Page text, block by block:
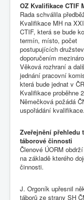
OZ Kvalifikace CTIF
Rada schválila
Kvalifikace MH na
CTIF, která se bude
termín, místo, počet
postupujících
doporučením
Věková rozhraní a
jednání pracovní
která bude jednat v
Kvalifikace proběhne
Němečková požádá
uspořádání kvalifikace.
Zveřejnění přehledu
táborové činnosti
Členové ÚORM
na základě kterého
činnosti.
J. Orgoník upřesnil
táborů ze strany SH